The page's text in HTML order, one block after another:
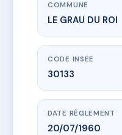
COMMUNE
LE GRAU DU ROI
CODE INSEE
30133
DATE RÈGLEMENT
20/07/1960